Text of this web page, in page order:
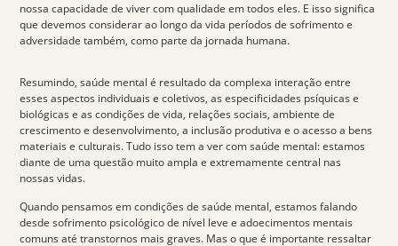
nossa capacidade de viver com qualidade em todos eles. E isso significa
que devemos considerar ao longo da vida períodos de sofrimento e
adversidade também, como parte da jornada humana.
Resumindo, saúde mental é resultado da complexa interação entre
essesaspectos individuais e coletivos , as especificidades psíquicas e
biológicas e as condições de vida, relações sociais, ambiente de
crescimento e desenvolvimento, a inclusão produtiva e o acesso a bens
materiais e culturais. Tudo isso tem a ver com saúde mental: estamos
diante de uma questão muito ampla e extremamente central nas
nossas vidas.
Quando pensamos emcondições de saúde mental , estamos falando
desde sofrimento psicológico de nível leve e adoecimentos mentais
comuns até transtornos mais graves. Mas o que é importante ressaltar